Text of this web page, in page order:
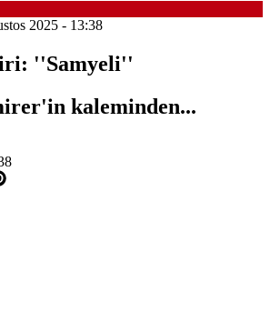
2025 - 13:38
''Samyeli''
kaleminden...